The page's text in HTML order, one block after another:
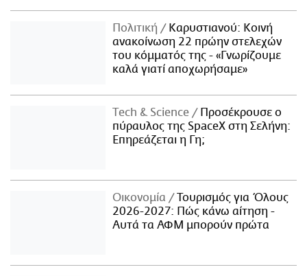
Πολιτική
Καρυστιανού: Κοινή
ανακοίνωση 22 πρώην στελεχών
του κόμματός της - «Γνωρίζουμε
καλά γιατί αποχωρήσαμε»
Τech & Science
Προσέκρουσε ο
πύραυλος της SpaceX στη Σελήνη:
Επηρεάζεται η Γη;
Οικονομία
Τουρισμός για Όλους
2026-2027: Πώς κάνω αίτηση -
Αυτά τα ΑΦΜ μπορούν πρώτα